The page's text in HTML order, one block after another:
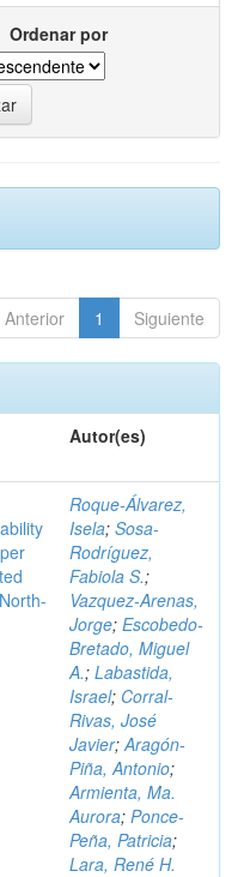
Ordenar por
Anterior 1 Siguiente
Autor(es)
Roque-Álvarez,
Isela; Sosa-
Rodríguez,
Fabiola S.;
Vazquez-Arenas,
Jorge; Escobedo-
Bretado, Miguel
A.; Labastida,
Israel; Corral-
Rivas, José
Javier;Aragón-
Piña, Antonio;
Armienta, Ma.
Aurora; Ponce-
Peña, Patricia;
Lara, René H.